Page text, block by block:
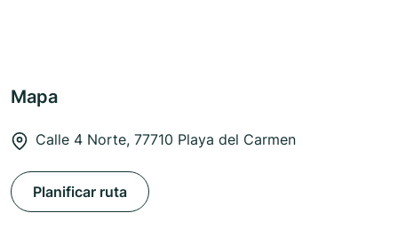
Mapa
Calle 4 Norte, 77710 Playa del Carmen
Planificar ruta